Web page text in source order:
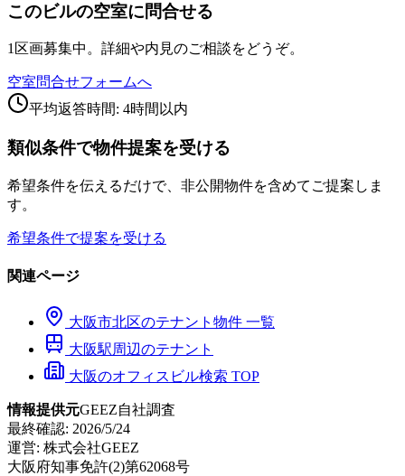
このビルの空室に問合せる
1区画募集中。詳細や内見のご相談をどうぞ。
空室問合せフォームへ
平均返答時間: 4時間以内
類似条件で物件提案を受ける
希望条件を伝えるだけで、非公開物件を含めてご提案しま
す。
希望条件で提案を受ける
関連ページ
大阪市北区のテナント物件 一覧
大阪駅周辺のテナント
大阪のオフィスビル検索 TOP
情報提供元GEEZ自社調査
最終確認: 2026/5/24
運営: 株式会社GEEZ
大阪府知事免許(2)第62068号